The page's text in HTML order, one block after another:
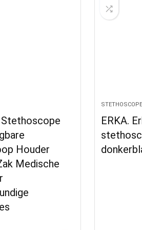
Stethoscope
Houder
Medische
ERKA.